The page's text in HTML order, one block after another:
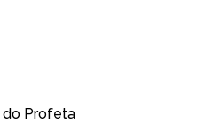
do Profeta